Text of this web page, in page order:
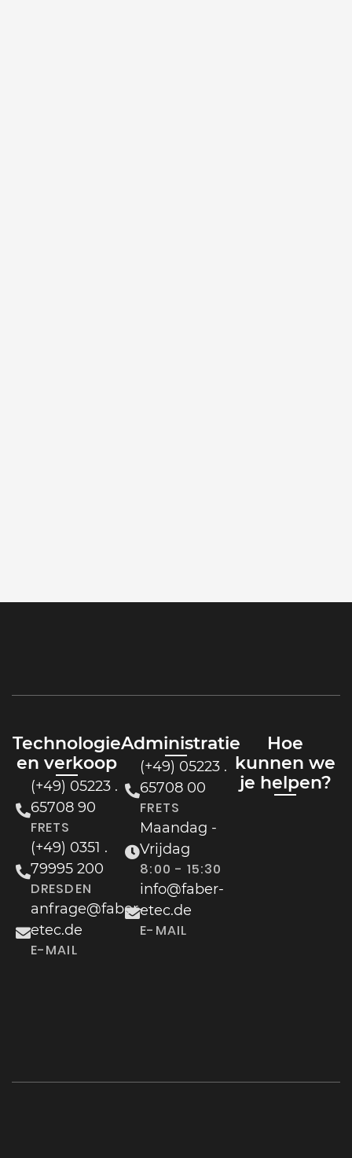
Technologie
en verkoop
(+49) 05223 .
65708 90
FRETS
(+49) 0351 .
79995 200
DRESDEN
anfrage@faber-
etec.de
E-MAIL
Administratie
(+49) 05223 .
65708 00
FRETS
Maandag -
Vrijdag
8:00 - 15:30
info@faber-
etec.de
E-MAIL
Hoe
kunnen we
je helpen?